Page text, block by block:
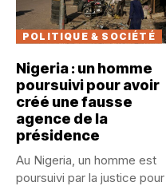
POLITIQUE & SOCIÉTÉ
Nigeria : un homme
poursuivi pour avoir
créé une fausse
agence de la
présidence
Au Nigeria, un homme est
poursuivi par la justice pour